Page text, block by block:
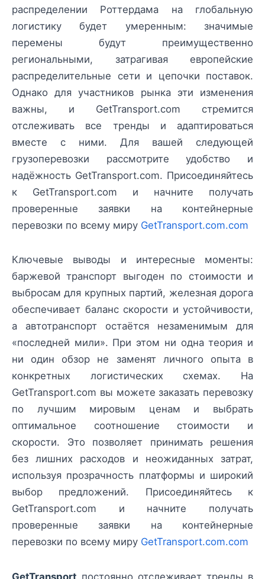
распределении Роттердама на глобальную
логистику будет умеренным: значимые
перемены будут преимущественно
региональными, затрагивая европейские
распределительные сети и цепочки поставок.
Однако для участников рынка эти изменения
важны, и GetTransport.com стремится
отслеживать все тренды и адаптироваться
вместе с ними. Для вашей следующей
грузоперевозки рассмотрите удобство и
надёжность GetTransport.com. Присоединяйтесь
к GetTransport.com и начните получать
проверенные заявки на контейнерные
перевозки по всему миру GetTransport.com.com
Ключевые выводы и интересные моменты:
баржевой транспорт выгоден по стоимости и
выбросам для крупных партий, железная дорога
обеспечивает баланс скорости и устойчивости,
а автотранспорт остаётся незаменимым для
«последней мили». При этом ни одна теория и
ни один обзор не заменят личного опыта в
конкретных логистических схемах. На
GetTransport.com вы можете заказать перевозку
по лучшим мировым ценам и выбрать
оптимальное соотношение стоимости и
скорости. Это позволяет принимать решения
без лишних расходов и неожиданных затрат,
используя прозрачность платформы и широкий
выбор предложений. Присоединяйтесь к
GetTransport.com и начните получать
проверенные заявки на контейнерные
перевозки по всему миру GetTransport.com.com
GetTransport постоянно отслеживает тренды в